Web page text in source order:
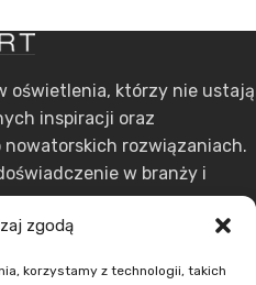
zgodą
korzystamy z technologii, takich
oświetlenia, którzy nie ustają
inspiracji oraz
rozwiązaniach.
w branży i